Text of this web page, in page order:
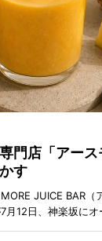
門店「アー
す
JUICE BAR（
12日、神楽坂にオ